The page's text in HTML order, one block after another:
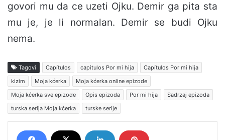
govori mu da ce uzeti Ojku. Demir ga pita sta
mu je, je li normalan. Demir se budi Ojku
nema.
Tagovi Capítulos capitulos Por mi hija
Capítulos Por mi hija
kizim
Moja kćerka
Moja kćerka online epizode
Moja kćerka sve epizode
Opis epizoda Por mi hija
Sadrzaj epizoda
turska serija Moja kćerka
turske serije